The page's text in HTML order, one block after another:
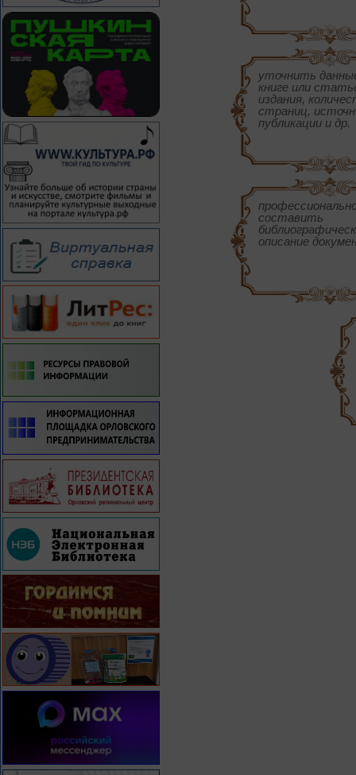
уточнить
книге или
издания,
страниц,
публикации и др.
составить
описание